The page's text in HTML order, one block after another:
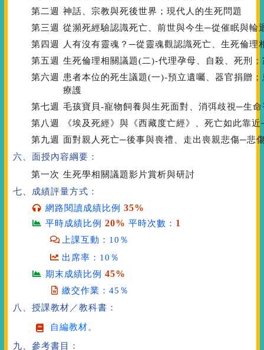
第二週
神話、宗教與死後世界；現代人的生死問題
第三週
從瀕死經驗認識死亡、前世與今生─從催眠與輪
第四週
人有沒有靈魂？─從靈魂觀認識死亡、生死倫理
第五週
生死倫理相關議題(二)-代理孕母、自殺、死刑
第六週
患者本位的死生議題(一)-預立遺囑、器官捐贈
療護
第七週
毛孩寶貝-寵物飼養與生死面對、消弭歧視─生
第八週
《埃及死經》與《西藏度亡經》、死亡如此靠
第九週
面對親人死亡─後事與喪禮、走出喪親悲傷─悲
六、面授內容綱要：
第一次 生死學相關議題影片賞析與研討
七、成績評量方式：
網路閱讀成績比例35%
平時成績比例20% 平時次數： 1
上課互動：10％
出席率：10％
期末成績比例45%
繳交作業：45％
八、授課教材／教科書：
自編教材。
九、參考書目：